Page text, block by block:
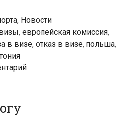
, Новости
, европейская комиссия,
в визе, отказ в визе, польша,